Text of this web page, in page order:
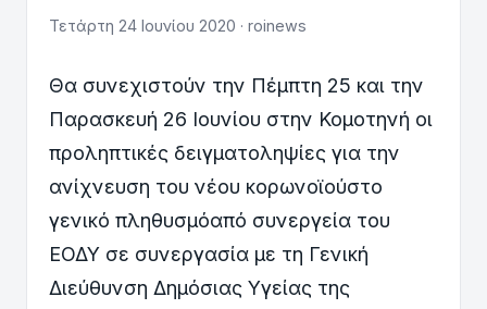
Τετάρτη 24 Ιουνίου 2020 · roinews
Θα συνεχιστούν την Πέμπτη 25 και την
Παρασκευή 26 Ιουνίου στην Κομοτηνή οι
προληπτικές δειγματοληψίες για την
ανίχνευση του νέου κορωνοϊούστο
γενικό πληθυσμόαπό συνεργεία του
ΕΟΔΥ σε συνεργασία με τη Γενική
Διεύθυνση Δημόσιας Υγείας της